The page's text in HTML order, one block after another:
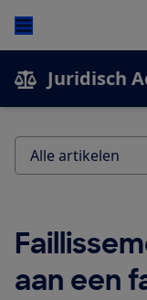
Juridisch
aan een
Alle artikelen